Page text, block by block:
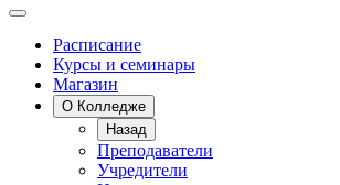
Расписание
Курсы и семинары
Магазин
О Колледже
Назад
Преподаватели
Учредители